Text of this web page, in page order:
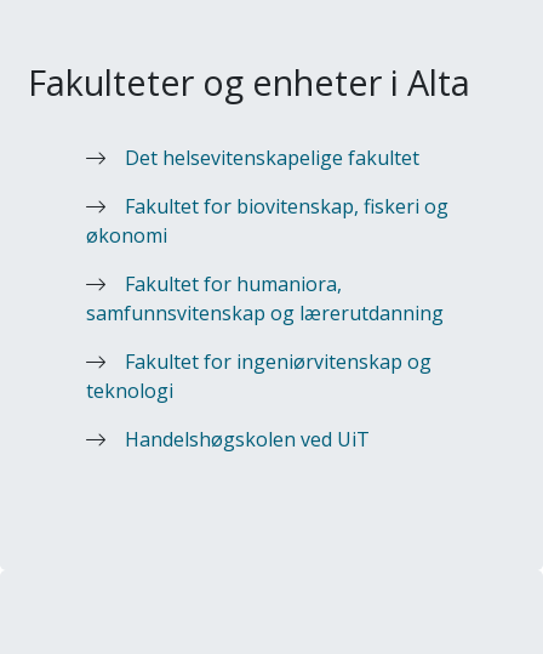
Fakulteter og enheter i Alta
Det helsevitenskapelige fakultet
Fakultet for biovitenskap, fiskeri og
økonomi
Fakultet for humaniora,
samfunnsvitenskap og lærerutdanning
Fakultet for ingeniørvitenskap og
teknologi
Handelshøgskolen ved UiT